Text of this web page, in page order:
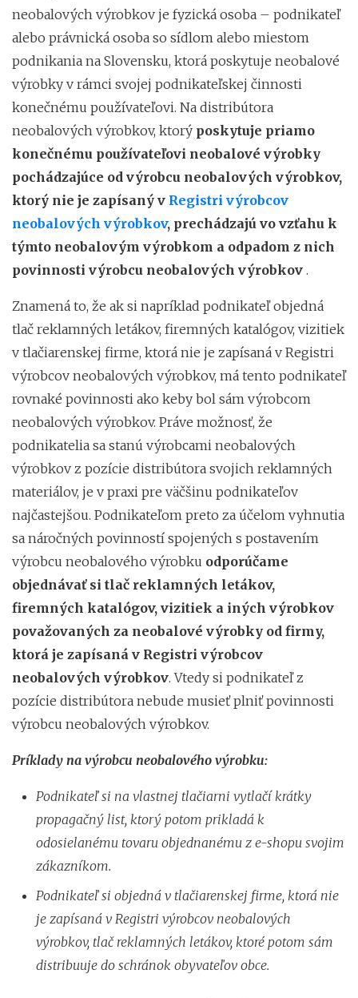
neobalových výrobkov je fyzická osoba – podnikateľ
alebo právnická osoba so sídlom alebo miestom
podnikania na Slovensku, ktorá poskytuje neobalové
výrobky v rámci svojej podnikateľskej činnosti
konečnému používateľovi. Na distribútora
neobalových výrobkov, ktorý poskytuje priamo
konečnému používateľovi neobalové výrobky
pochádzajúce od výrobcu neobalových výrobkov,
ktorý nie je zapísaný v Registri výrobcov
neobalových výrobkov, prechádzajú vo vzťahu k
týmto neobalovým výrobkom a odpadom z nich
povinnosti výrobcu neobalových výrobkov .
Znamená to, že ak si napríklad podnikateľ objedná
tlač reklamných letákov, firemných katalógov, vizitiek
v tlačiarenskej firme, ktorá nie je zapísaná v Registri
výrobcov neobalových výrobkov, má tento podnikateľ
rovnaké povinnosti ako keby bol sám výrobcom
neobalových výrobkov. Práve možnosť, že
podnikatelia sa stanú výrobcami neobalových
výrobkov z pozície distribútora svojich reklamných
materiálov, je v praxi pre väčšinu podnikateľov
najčastejšou. Podnikateľom preto za účelom vyhnutia
sa náročných povinností spojených s postavením
výrobcu neobalového výrobku odporúčame
objednávať si tlač reklamných letákov,
firemných katalógov, vizitiek a iných výrobkov
považovaných za neobalové výrobky od firmy,
ktorá je zapísaná v Registri výrobcov
neobalových výrobkov. Vtedy si podnikateľ z
pozície distribútora nebude musieť plniť povinnosti
výrobcu neobalových výrobkov.
Príklady na výrobcu neobalového výrobku:
Podnikateľ si na vlastnej tlačiarni vytlačí krátky
propagačný list, ktorý potom prikladá k
odosielanému tovaru objednanému z e-shopu svojim
zákazníkom.
Podnikateľ si objedná v tlačiarenskej firme, ktorá nie
je zapísaná v Registri výrobcov neobalových
výrobkov, tlač reklamných letákov, ktoré potom sám
distribuuje do schránok obyvateľov obce.